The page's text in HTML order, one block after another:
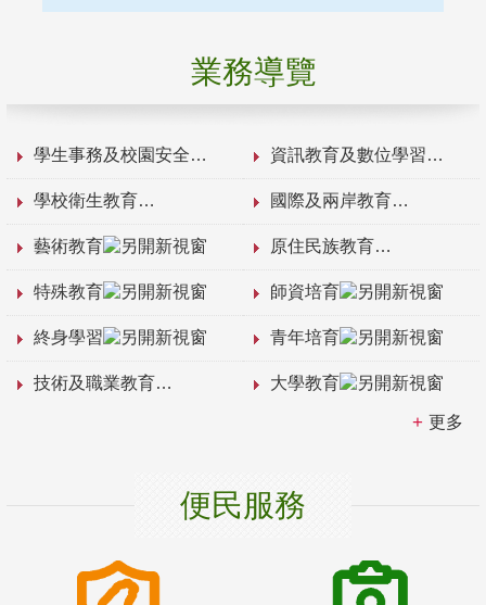
業務導覽
學生事務及校園安全 資訊教育及數位學習
學校衛生教育 國際及兩岸教育
藝術教育 原住民族教育
特殊教育 師資培育
終身學習 青年培育
技術及職業教育 大學教育
更多
便民服務